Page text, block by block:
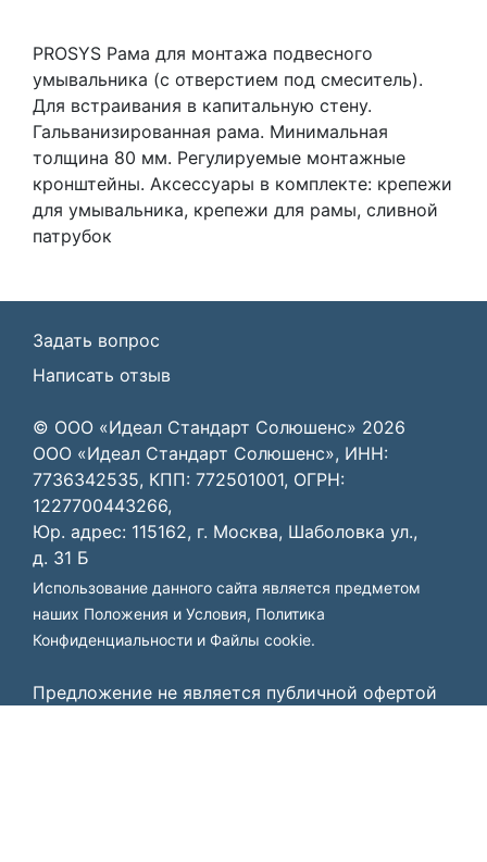
PROSYS Рама для монтажа подвесного
умывальника (с отверстием под смеситель).
Для встраивания в капитальную стену.
Гальванизированная рама. Минимальная
толщина 80 мм. Регулируемые монтажные
кронштейны. Аксессуары в комплекте: крепежи
для умывальника, крепежи для рамы, сливной
патрубок
Задать вопрос
Написать отзыв
© ООО «Идеал Стандарт Солюшенс» 2026
ООО «Идеал Стандарт Солюшенс», ИНН:
7736342535, КПП: 772501001, ОГРН:
1227700443266,
Юр. адрес: 115162, г. Москва, Шаболовка ул.,
д. 31 Б
Использование данного сайта является предметом
наших Положения и Условия, Политика
Конфиденциальности и Файлы cookie.
Предложение не является публичной офертой